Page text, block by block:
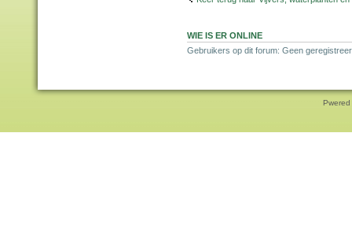
WIE IS ER ONLINE
Gebruikers op dit forum: Geen